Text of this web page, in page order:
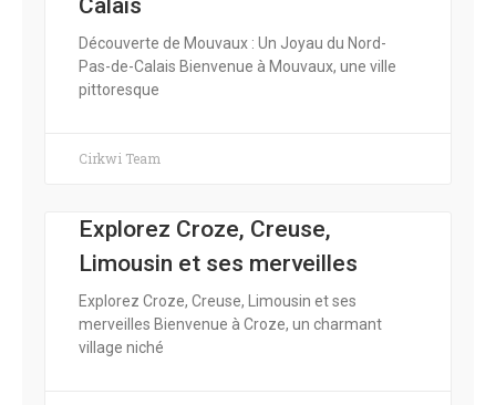
Calais
Découverte de Mouvaux : Un Joyau du Nord-
Pas-de-Calais Bienvenue à Mouvaux, une ville
pittoresque
Cirkwi Team
Explorez Croze, Creuse,
Limousin et ses merveilles
Explorez Croze, Creuse, Limousin et ses
merveilles Bienvenue à Croze, un charmant
village niché